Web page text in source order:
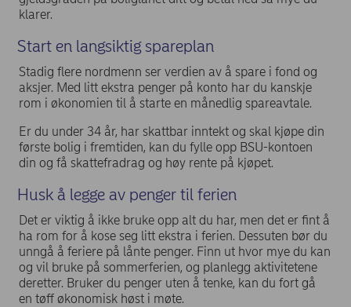
klarer.
Start en langsiktig spareplan
Stadig flere nordmenn ser verdien av å spare i fond og
aksjer. Med litt ekstra penger på konto har du kanskje
rom i økonomien til å starte en månedlig spareavtale.
Er du under 34 år, har skattbar inntekt og skal kjøpe din
første bolig i fremtiden, kan du fylle opp BSU-kontoen
din og få skattefradrag og høy rente på kjøpet.
Husk å legge av penger til ferien
Det er viktig å ikke bruke opp alt du har, men det er fint å
ha rom for å kose seg litt ekstra i ferien. Dessuten bør du
unngå å feriere på lånte penger. Finn ut hvor mye du kan
og vil bruke på sommerferien, og planlegg aktivitetene
deretter. Bruker du penger uten å tenke, kan du fort gå
en tøff økonomisk høst i møte.